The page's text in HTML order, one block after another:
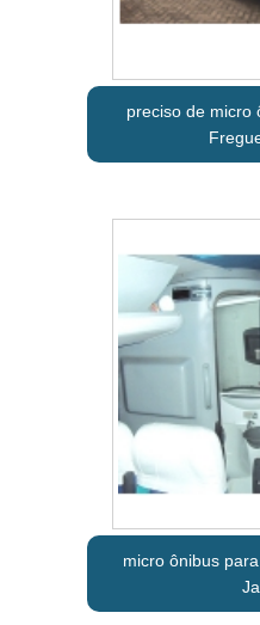
preciso de micro
micro ônibus